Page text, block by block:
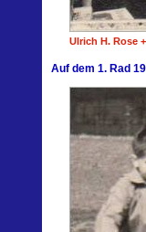
Ulrich H. Rose
Auf dem 1. Rad